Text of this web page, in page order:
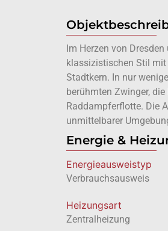
Im Herzen von
klassizistischen Stil
Stadtkern. In nur
berühmten Zwinger,
Raddampferflotte. Die
unmittelbarer
Energie &
Energie­ausweistyp
Verbrauchsausweis
Heizungsart
Zentralheizung